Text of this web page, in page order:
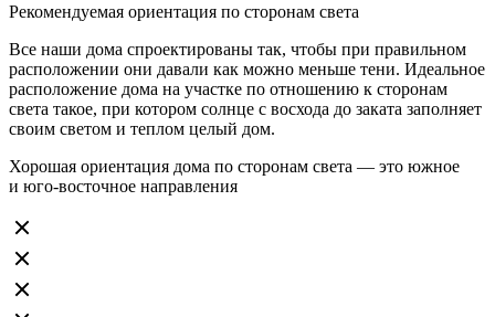
Рекомендуемая ориентация по сторонам света
Все наши дома спроектированы так, чтобы при правильном
расположении они давали как можно меньше тени. Идеальное
расположение дома на участке по отношению к сторонам
света такое, при котором солнце с восхода до заката заполняет
своим светом и теплом целый дом.
Хорошая ориентация дома по сторонам света — это южное
и юго-восточное направления